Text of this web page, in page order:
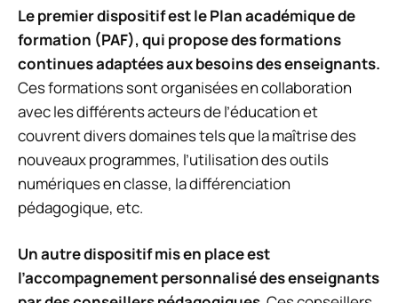
Le premier dispositif est le Plan académique de
formation (PAF), qui propose des formations
continues adaptées aux besoins des enseignants.
Ces formations sont organisées en collaboration
avec les différents acteurs de l’éducation et
couvrent divers domaines tels que la maîtrise des
nouveaux programmes, l’utilisation des outils
numériques en classe, la différenciation
pédagogique, etc.
Un autre dispositif mis en place est
l’accompagnement personnalisé des enseignants